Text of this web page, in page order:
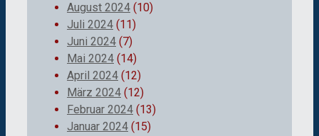
August 2024 (10)
Juli 2024 (11)
Juni 2024 (7)
Mai 2024 (14)
April 2024 (12)
März 2024 (12)
Februar 2024 (13)
Januar 2024 (15)